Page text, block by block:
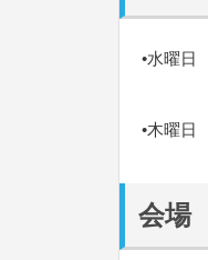
•水曜日
•木曜日
会場